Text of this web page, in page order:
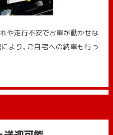
や走行不安でお車が動かせな
より、ご自宅への納⾞も⾏っ